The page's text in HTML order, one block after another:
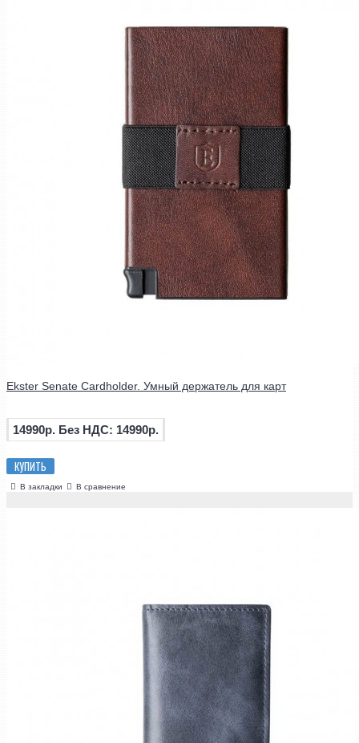
Ekster Senate Cardholder. Умный держатель для карт
14990р. Без НДС: 14990р.
КУПИТЬ
В закладки В сравнение